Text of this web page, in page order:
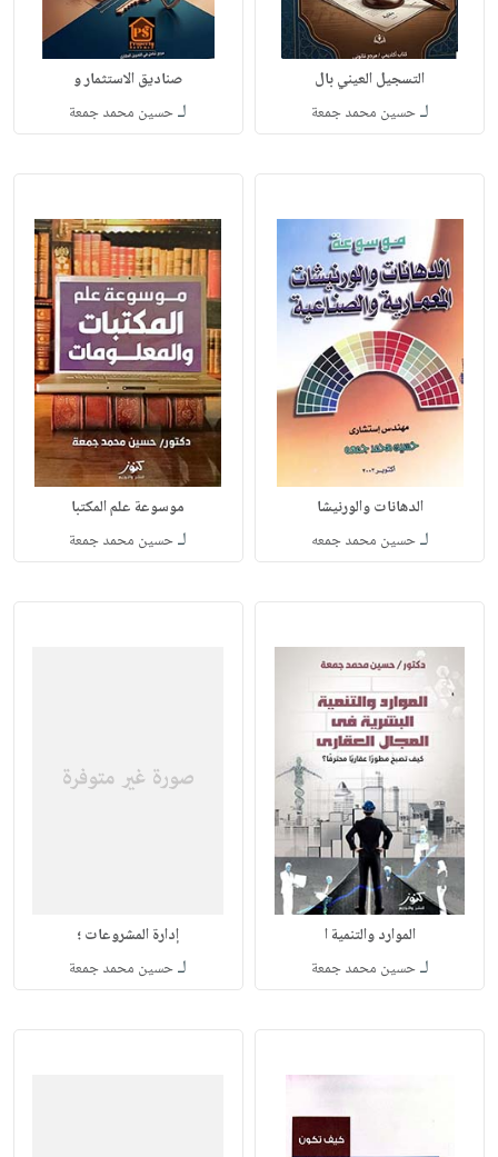
التسجيل العيني بال
لـحسين محمد جمعة
صناديق الاستثمار و
لـحسين محمد جمعة
الدهانات والورنيشا
لـحسين محمد جمعه
موسوعة علم المكتبا
لـحسين محمد جمعة
الموارد والتنمية ا
لـحسين محمد جمعة
إدارة المشروعات ؛
لـحسين محمد جمعة